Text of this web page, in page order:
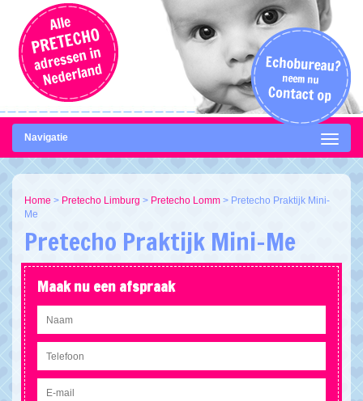
Navigatie
Home > Pretecho Limburg > Pretecho Lomm > Pretecho Praktijk Mini-
Me
Pretecho Praktijk Mini-Me
Maak nu een afspraak